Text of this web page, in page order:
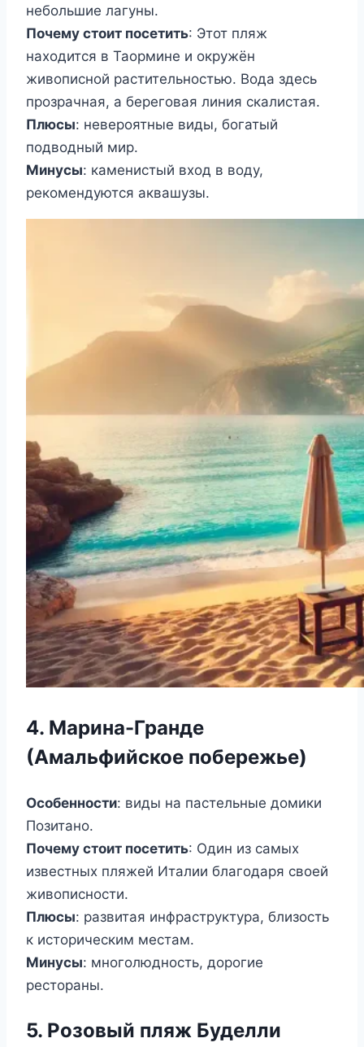
небольшие лагуны.
Почему стоит посетить: Этот пляж
находится в Таормине и окружён
живописной растительностью. Вода здесь
прозрачная, а береговая линия скалистая.
Плюсы: невероятные виды, богатый
подводный мир.
Минусы: каменистый вход в воду,
рекомендуются аквашузы.
4. Марина-Гранде
(Амальфийское побережье)
Особенности: виды на пастельные домики
Позитано.
Почему стоит посетить: Один из самых
известных пляжей Италии благодаря своей
живописности.
Плюсы: развитая инфраструктура, близость
к историческим местам.
Минусы: многолюдность, дорогие
рестораны.
5. Розовый пляж Буделли